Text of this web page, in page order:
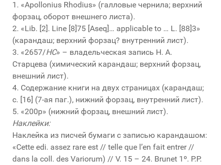
1. «Apollonius Rhodius» (галловые чернила; верхний
форзац, оборот внешнего листа).
2. «Lib. [2]. Line [8]75 [Aseq]… applicable to … L. [88]3»
(карандаш; верхний форзац? внутренний лист).
3. «2657/HC» – владельческая запись Н. А.
Старцева (химический карандаш; верхний форзац,
внешний лист).
4. Содержание книги на двух страницах (карандаш;
с. [16] (7-ая паг.), нижний форзац, внутренний лист).
5. «200р» (нижний форзац, внешний лист).
Наклейки:
Наклейка из писчей бумаги с записью карандашом:
«Cette edi. assez rare est // telle que l’en fait entrer //
dans la coll. des Variorum) // V. 15 – 24. Brunet 1º. P.P.